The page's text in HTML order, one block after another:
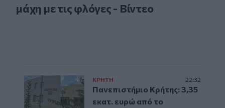
μάχη με τις φλόγες - Βίντεο
ΚΡΗΤΗ 22:32
Πανεπιστήμιο Κρήτης: 3,35
εκατ. ευρώ από το